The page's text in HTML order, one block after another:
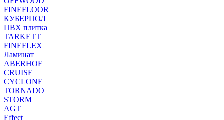
FINEFLOOR
КУБЕРПОЛ
ПВХ плитка
TARKETT
FINEFLEX
Ламинат
ABERHOF
CRUISE
CYCLONE
TORNADO
STORM
AGT
Effect